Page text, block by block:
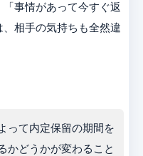
「事情があって今すぐ返
相手の気持ちも全然違
って内定保留の期間を
かどうかが変わること